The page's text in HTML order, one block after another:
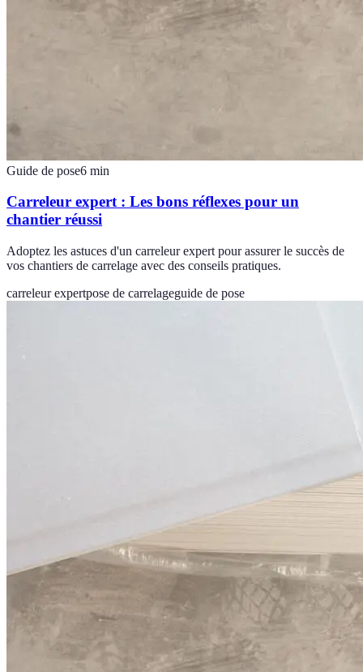
Guide de pose6 min
Carreleur expert : Les bons réflexes pour un
chantier réussi
Adoptez les astuces d'un carreleur expert pour assurer le succès de
vos chantiers de carrelage avec des conseils pratiques.
carreleur expertpose de carrelageguide de pose